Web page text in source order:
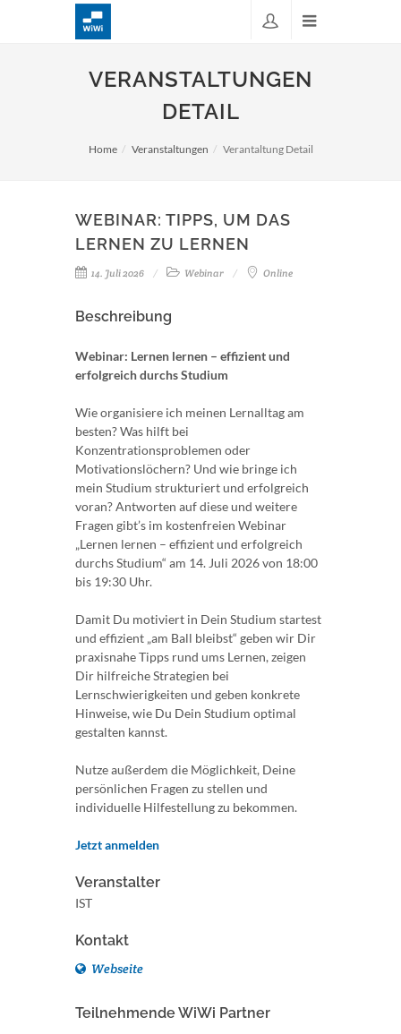
VERANSTALTUNGEN
DETAIL
Home Veranstaltungen Verantaltung Detail
WEBINAR: TIPPS, UM DAS
LERNEN ZU LERNEN
14. Juli 2026 Webinar Online
Beschreibung
Webinar: Lernen lernen – effizient und
erfolgreich durchs Studium
Wie organisiere ich meinen Lernalltag am
besten? Was hilft bei
Konzentrationsproblemen oder
Motivationslöchern? Und wie bringe ich
mein Studium strukturiert und erfolgreich
voran? Antworten auf diese und weitere
Fragen gibt’s im kostenfreien Webinar
„Lernen lernen – effizient und erfolgreich
durchs Studium“ am 14. Juli 2026 von 18:00
bis 19:30 Uhr.
Damit Du motiviert in Dein Studium startest
und effizient „am Ball bleibst“ geben wir Dir
praxisnahe Tipps rund ums Lernen, zeigen
Dir hilfreiche Strategien bei
Lernschwierigkeiten und geben konkrete
Hinweise, wie Du Dein Studium optimal
gestalten kannst.
Nutze außerdem die Möglichkeit, Deine
persönlichen Fragen zu stellen und
individuelle Hilfestellung zu bekommen.
Jetzt anmelden
Veranstalter
IST
Kontakt
Webseite
Teilnehmende WiWi Partner